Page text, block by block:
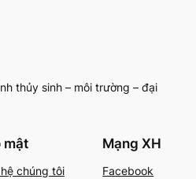
thủy sinh – môi trường – đại
mật
chúng tôi
Mạng XH
Facebook